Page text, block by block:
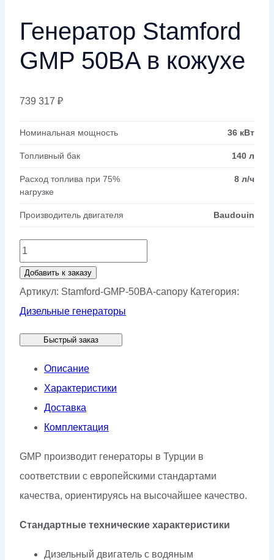
Генератор Stamford
GMP 50BA в кожухе
739 317 ₽
Номинальная мощность 36 кВт
Топливный бак 140 л
Расход топлива при 75%
нагрузке
8 л/ч
Производитель двигателя Baudouin
Количество
товара
Генератор
Stamford
50BA
кожухе
Добавить к заказу
Артикул: Stamford-GMP-50BA-canopy Категория:
Дизельные генераторы
Быстрый заказ
Описание
Характеристики
Доставка
Комплектация
GMP производит генераторы в Турции в
соответствии с европейскими стандартами
качества, ориентируясь на высочайшее качество.
Стандартные технические характеристики
Дизельный двигатель с водяным